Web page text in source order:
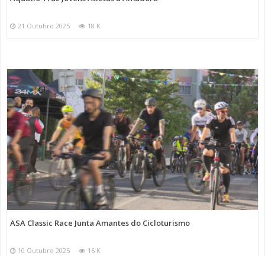
21 Outubro 2025 18 K
ASA Classic Race Junta Amantes do Cicloturismo
10 Outubro 2025 16 K